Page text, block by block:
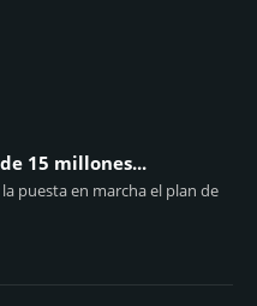
15 millones...
puesta en marcha el plan de